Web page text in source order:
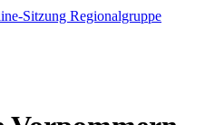
Sitzung Regionalgruppe